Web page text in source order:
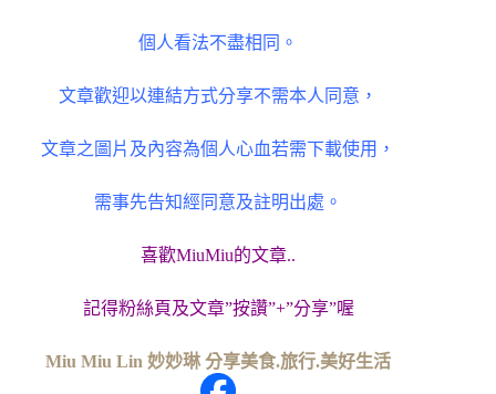
個人看法不盡相同。
文章歡迎以連結方式分享不需本人同意，
文章之圖片及內容為個人心血若需下載使用，
需事先告知經同意及註明出處。
喜歡MiuMiu的文章..
記得粉絲頁及文章”按讚”+”分享”喔
Miu Miu Lin 妙妙琳 分享美食.旅行.美好生活